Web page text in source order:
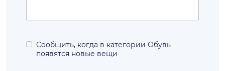
Сообщить, когда в категории Обувь
появятся новые вещи